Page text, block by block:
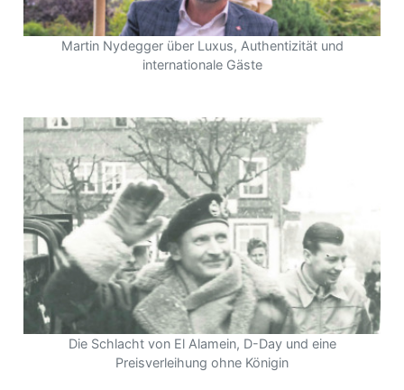
Martin Nydegger über Luxus, Authentizität und
internationale Gäste
Die Schlacht von El Alamein, D-Day und eine
Preisverleihung ohne Königin